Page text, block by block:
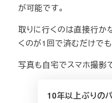
が可能です。
取りに行くのは直接行か
くのが1回で済むだけでも
写真も自宅でスマホ撮影
10年以上ぶりの